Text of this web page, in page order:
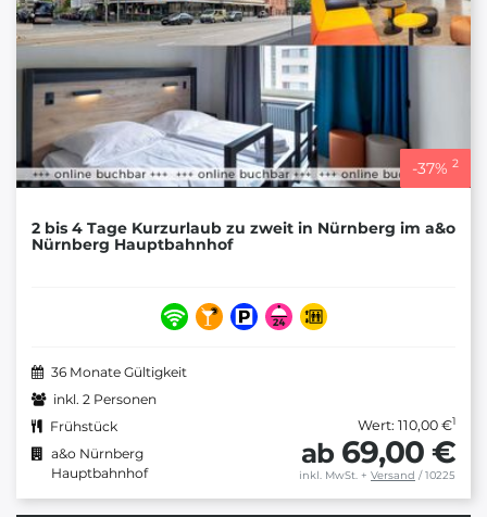
-37% 2
2 bis 4 Tage Kurzurlaub zu zweit in Nürnberg im a&o
Nürnberg Hauptbahnhof
36 Monate Gültigkeit
inkl. 2 Personen
Frühstück
a&o Nürnberg
Hauptbahnhof
Wert: 110,00 €1
ab 69,00 €
inkl. MwSt. + Versand / 10225